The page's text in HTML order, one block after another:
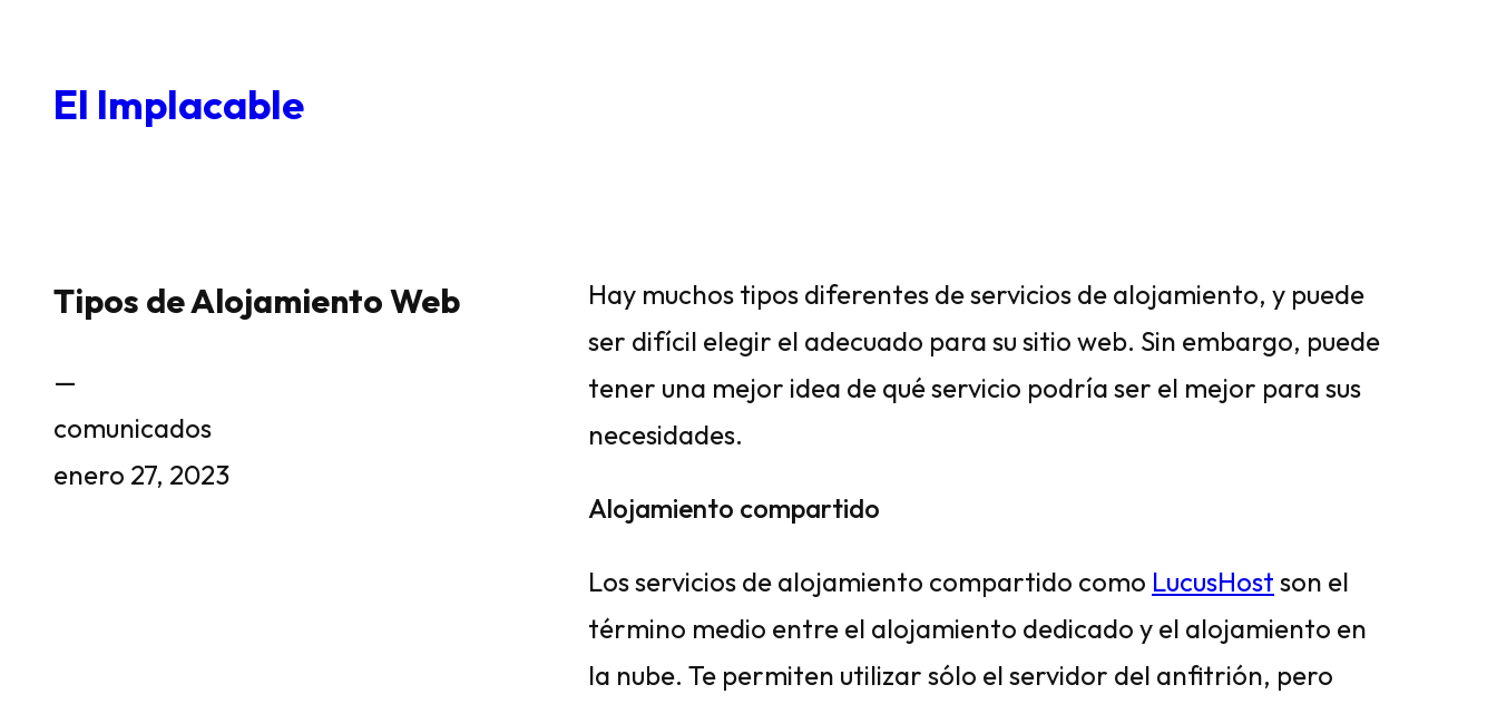
contenido
El Implacable
Tipos de Alojamiento Web
—
comunicados
enero 27, 2023
Hay muchos tipos diferentes de servicios de alojamiento, y puede
ser difícil elegir el adecuado para su sitio web. Sin embargo, puede
tener una mejor idea de qué servicio podría ser el mejor para sus
necesidades.
Alojamiento compartido
Los servicios de alojamiento compartido como LucusHost son el
término medio entre el alojamiento dedicado y el alojamiento en
la nube. Te permiten utilizar sólo el servidor del anfitrión, pero